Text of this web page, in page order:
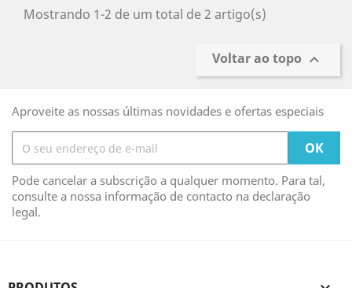
Mostrando 1-2 de um total de 2 artigo(s)
Voltar ao topo 
Aproveite as nossas últimas novidades e ofertas especiais
Pode cancelar a subscrição a qualquer momento. Para tal,
consulte a nossa informação de contacto na declaração
legal.